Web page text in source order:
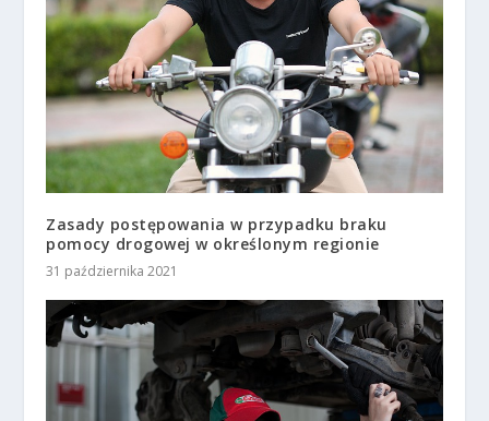
Zasady postępowania w przypadku braku
pomocy drogowej w określonym regionie
31 października 2021